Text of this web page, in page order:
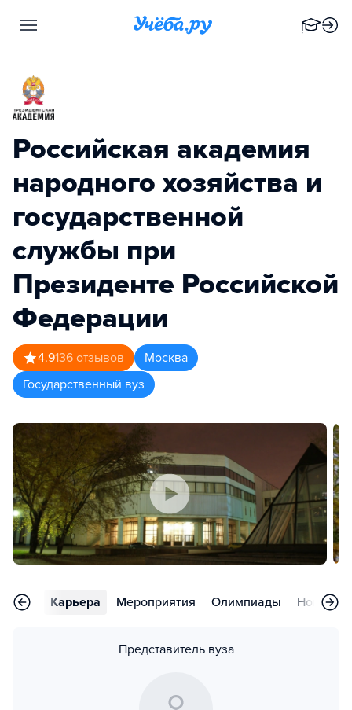
Российская академия
народного хозяйства и
государственной
службы при
Президенте Российской
Федерации
4.9136 отзывов
Москва
Государственный вуз
Карьера Мероприятия Олимпиады Новости
Представитель вуза